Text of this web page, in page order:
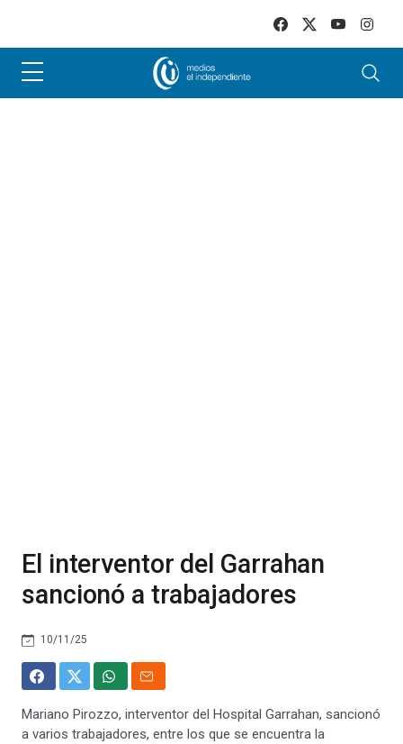
El interventor del Garrahan
sancionó a trabajadores
10/11/25
Mariano Pirozzo, interventor del Hospital Garrahan, sancionó
a varios trabajadores, entre los que se encuentra la